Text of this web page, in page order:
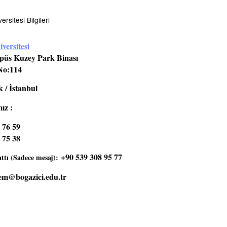
Bilgileri
Kuzey Park Binası
/ İstanbul
:
59
38
(Sadece mesaj): +90 539 308 95 77